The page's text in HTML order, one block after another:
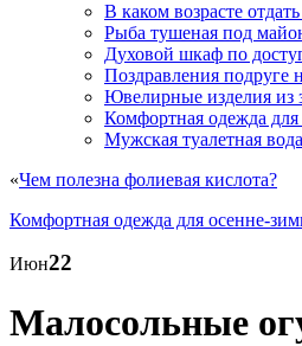
В каком возрасте
Рыба тушеная под
Духовой шкаф по
Поздравления подруге
Ювелирные изделия из
Комфортная одежда для
Мужская туалетная
«Чем полезна фолиевая кислота?
Комфортная одежда для осенне-
Июн22
Малосольные